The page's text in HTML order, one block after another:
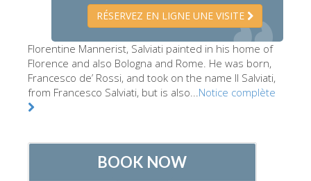
Galerie de l'Académie
Les Chapelles Médicis
Le Musée de San Marco
Le Musée Galilée
RÉSERVEZ EN LIGNE UNE VISITE
Florentine Mannerist, Salviati painted in his home of
Florence and also Bologna and Rome. He was born,
Francesco de’ Rossi, and took on the name Il Salviati,
from Francesco Salviati, but is also...Notice complète